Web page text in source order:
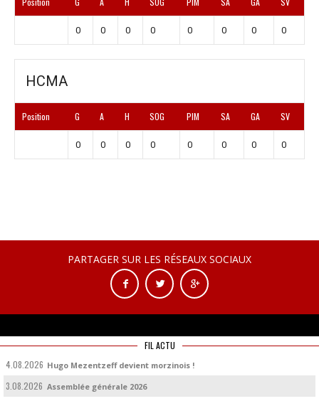
0 0 0 0 0 0 0 0
HCMA
Position G A H SOG PIM SA GA SV
0 0 0 0 0 0 0 0
PARTAGER SUR LES RÉSEAUX SOCIAUX
FIL ACTU
4.08.2026 Hugo Mezentzeff devient morzinois !
3.08.2026 Assemblée générale 2026